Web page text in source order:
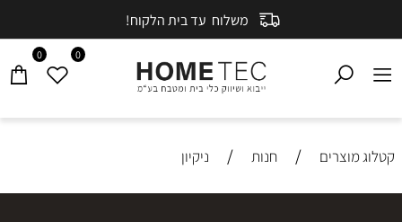
משלוח עד בית הלקוח!
0 0
קטלוג מוצרים / חנות / ניקיון